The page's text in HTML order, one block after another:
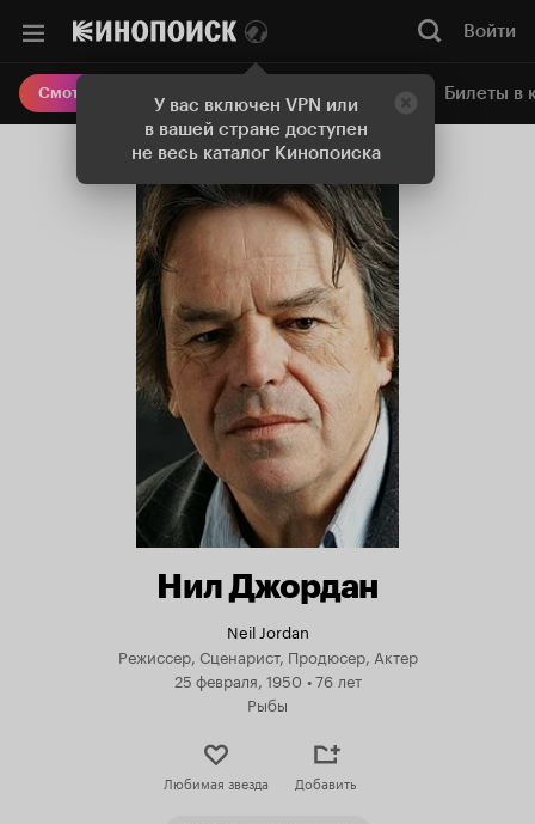
У вас включен VPN или
в вашей стране доступен
не весь каталог Кинопоиска
Войти
Смотреть кино Онлайн-кинотеатр Билеты в
Нил Джордан
Neil Jordan
Режиссер, Сценарист, Продюсер, Актер
25 февраля, 1950 •76 лет
Рыбы
Любимая звезда Добавить